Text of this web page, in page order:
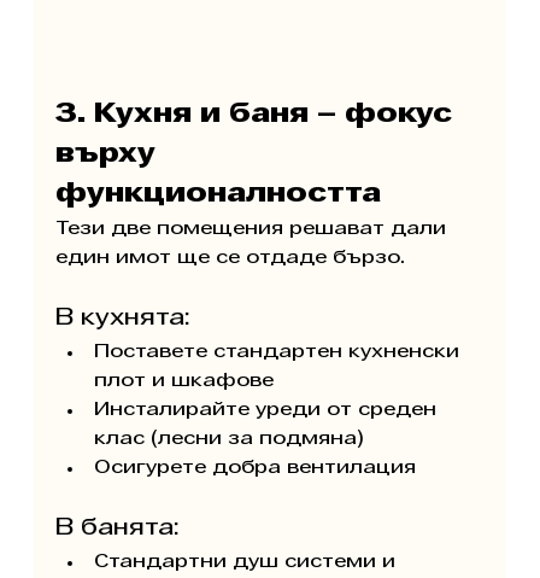
3. Кухня и баня – фокус
върху
функционалността
Тези две помещения решават дали
един имот ще се отдаде бързо.
В кухнята:
Поставете стандартен кухненски
плот и шкафове
Инсталирайте уреди от среден
клас (лесни за подмяна)
Осигурете добра вентилация
В банята:
Стандартни душ системи и